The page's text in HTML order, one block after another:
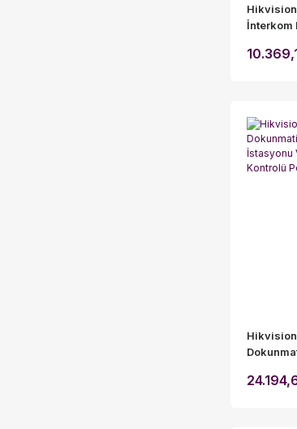
İnterkom
Erişim